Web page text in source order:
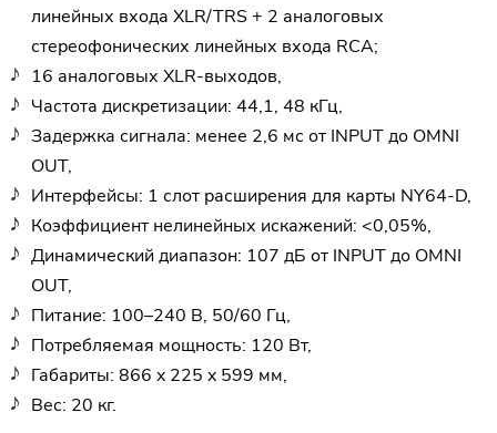
линейных входа XLR/TRS + 2 аналоговых
стереофонических линейных входа RCA;
16 аналоговых XLR-выходов,
Частота дискретизации: 44,1, 48 кГц,
Задержка сигнала: менее 2,6 мс от INPUT до OMNI
OUT,
Интерфейсы: 1 слот расширения для карты NY64-D,
Коэффициент нелинейных искажений: <0,05%,
Динамический диапазон: 107 дБ от INPUT до OMNI
OUT,
Питание: 100–240 В, 50/60 Гц,
Потребляемая мощность: 120 Вт,
Габариты: 866 x 225 x 599 мм,
Вес: 20 кг.